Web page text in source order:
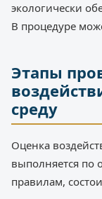
экологически
В процедуре
Этапы
среду
Оценка
выполняется по
правилам,